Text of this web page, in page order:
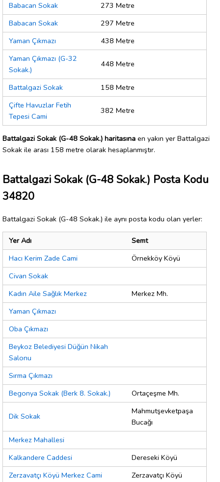
Babacan Sokak
273 Metre
Babacan Sokak
297 Metre
Yaman Çıkmazı
438 Metre
Yaman Çıkmazı (G-32
Sokak.)
448 Metre
Battalgazi Sokak
158 Metre
Çifte Havuzlar Fetih
Tepesi Cami
382 Metre
Battalgazi Sokak (G-48 Sokak.) haritasına en yakın yer Battalgazi
Sokak ile arası 158 metre olarak hesaplanmıştır.
Battalgazi Sokak (G-48 Sokak.) Posta Kodu
34820
Battalgazi Sokak (G-48 Sokak.) ile aynı posta kodu olan yerler:
Yer Adı
Semt
Hacı Kerim Zade Cami
Örnekköy Köyü
Civan Sokak
Kadın Aile Sağlık Merkez
Merkez Mh.
Yaman Çıkmazı
Oba Çıkmazı
Beykoz Belediyesi Düğün Nikah
Salonu
Sırma Çıkmazı
Begonya Sokak (Berk 8. Sokak.)
Ortaçeşme Mh.
Dik Sokak
Mahmutşevketpaşa
Bucağı
Merkez Mahallesi
Kalkandere Caddesi
Dereseki Köyü
Zerzavatçı Köyü Merkez Cami
Zerzavatçı Köyü